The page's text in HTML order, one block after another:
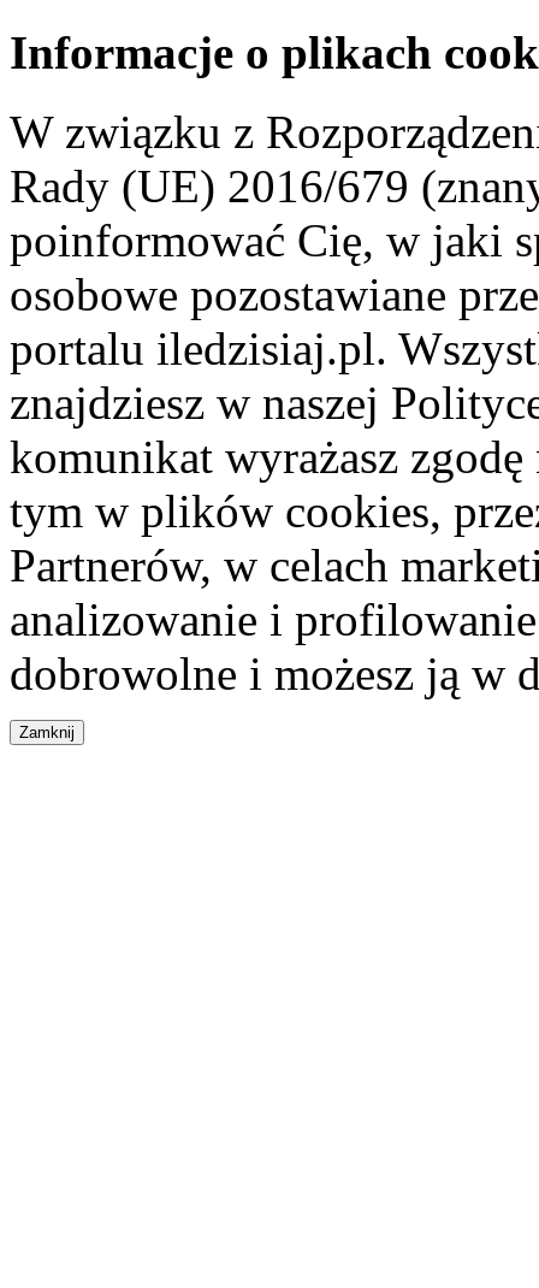
Informacje o plikach
W związku z
Rady (UE) 2016/679
poinformować Cię, w jaki
osobowe pozostawiane
portalu iledzisiaj.pl.
znajdziesz w naszej
komunikat wyrażasz
tym w plików cookies,
Partnerów, w celach
analizowanie i
dobrowolne i możesz ją w